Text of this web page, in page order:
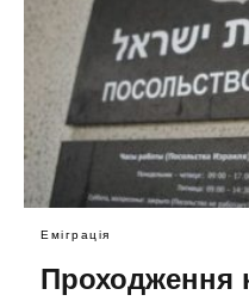
Еміграція
Проходження